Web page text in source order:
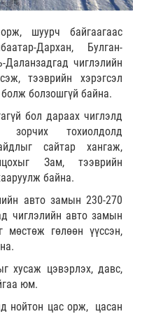
шуурч байгаагаас
Дархан, Булган-
чиглэлийн
тээврийн хэрэгсэл
болзошгүй байна.
бол дараах чиглэлд
зорчих тохиолдолд
сайтар хангаж,
Зам, тээврийн
байна.
авто замын 230-270
чиглэлийн авто замын
мөстөж гөлөөн үүссэн,
хусаж цэвэрлэх, давс,
юм.
нойтон цас орж, цасан